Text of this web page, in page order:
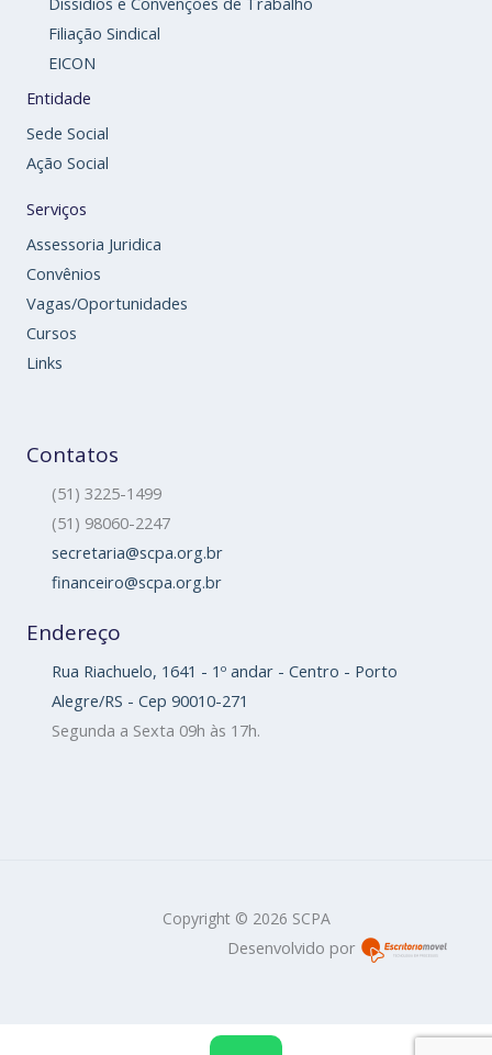
Filiação Sindical
EICON
Entidade
Sede Social
Ação Social
Serviços
Assessoria Juridica
Convênios
Vagas/Oportunidades
Cursos
Links
Contatos
(51) 3225-1499
(51) 98060-2247
secretaria@scpa.org.br
financeiro@scpa.org.br
Endereço
Rua Riachuelo, 1641 - 1º andar - Centro - Porto
Alegre/RS - Cep 90010-271
Segunda a Sexta 09h às 17h.
Copyright © 2026 SCPA
Desenvolvido por